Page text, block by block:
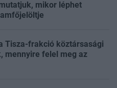
mikor léphet
Tisza-frakció köztársasági
mennyire felel meg az